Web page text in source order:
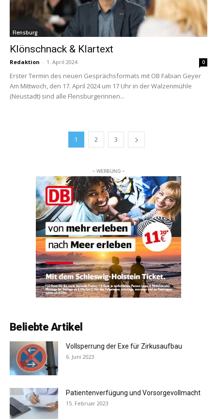
Flensburg
Klönschnack & Klartext
Redaktion - 1. April 2024 0
Erster Termin des neuen Gesprächsformats mit OB Fabian Geyer
Am Mittwoch, den 17. April 2024 um 17 Uhr in der Walzenmühle
(Neustadt) sind alle Flensburgerinnen...
1 2 3
– WERBUNG –
Beliebte Artikel
Vollsperrung der Exe für Zirkusaufbau
6. Juni 2023
Patientenverfügung und Vorsorgevollmacht
15. Februar 2023